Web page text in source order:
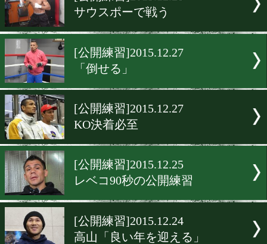
[公開練習]2016.1.18
八重樫が本格始動
[公開練習]2016.1.8
[公開練習]2015.12.28
サウスポーで戦う
[公開練習]2015.12.27
「倒せる」